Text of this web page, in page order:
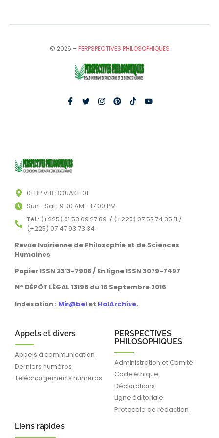
© 2026 –PERPSPECTIVES PHILOSOPHIQUES
01 BP V18 BOUAKE 01
Sun - Sat : 9:00 AM - 17:00 PM
Tél : (+225) 01 53 69 27 89 / (+225) 07 57 74 35 11 /
(+225) 07 47 93 73 34
Revue Ivoirienne de Philosophie et de Sciences
Humaines
Papier ISSN 2313-7908 / En ligne ISSN 3079-7497
N° DÉPÔT LÉGAL 13196 du 16 Septembre 2016
Indexation : Mir@bel et HalArchive.
Appels et divers
Appels à communication
Derniers numéros
Téléchargements numéros
PERSPECTIVES
PHILOSOPHIQUES
Administration et Comité
Code éthique
Déclarations
Ligne éditoriale
Protocole de rédaction
Liens rapides